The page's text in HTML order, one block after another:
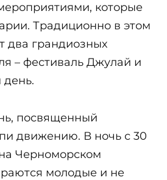
которые
Традиционно в этом
два грандиозных
– фестиваль Джулай и
посвященный
движению. В ночь с 30
Черноморском
молодые и не